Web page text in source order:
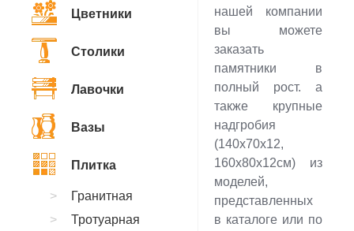
нашей компании
вы можете
заказать
памятники в
полный рост. а
также крупные
надгробия
(140х70х12,
160х80х12см) из
моделей,
представленных
в каталоге или по
Цветники
Столики
Лавочки
Вазы
Плитка
Гранитная
Тротуарная